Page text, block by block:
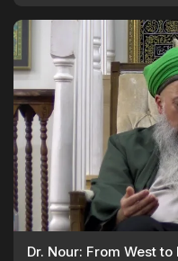
Dr. Nour: From West